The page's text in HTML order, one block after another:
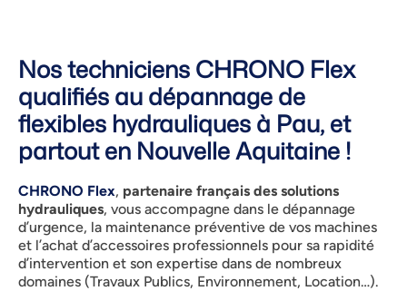
Nos techniciens CHRONO Flex
qualifiés au dépannage de
flexibles hydrauliques à Pau, et
partout en Nouvelle Aquitaine !
CHRONO Flex, partenaire français des solutions
hydrauliques, vous accompagne dans le dépannage
d’urgence, la maintenance préventive de vos machines
et l’achat d’accessoires professionnels pour sa rapidité
d’intervention et son expertise dans de nombreux
domaines (Travaux Publics, Environnement, Location…).